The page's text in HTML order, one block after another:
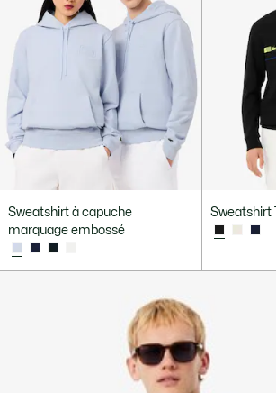
Sweatshirt à capuche
marquage embossé
Sweatshirt